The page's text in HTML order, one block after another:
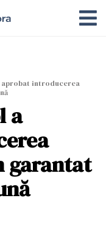
aprobat introducerea
a
garantat